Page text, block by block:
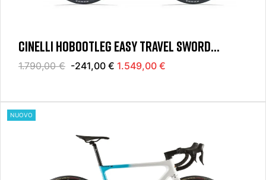
CINELLI HOBOOTLEG EASY TRAVEL SWORD
FOREVER GREEN 2 X10S
1.790,00 € -241,00 € 1.549,00 €
NUOVO